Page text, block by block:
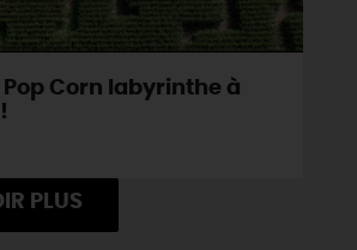
Pop Corn labyrinthe à
PLUS